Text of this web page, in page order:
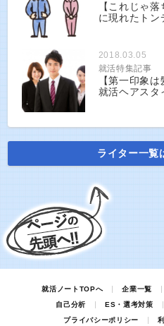
【これじゃ
に現れたトン
2018.03.05
就活特集記事
【第一印象
就活ヘアスタ
ライター一覧
就活ノートTOPへ 企業一覧
自己分析
ES・選考対策
プライバシーポリシー